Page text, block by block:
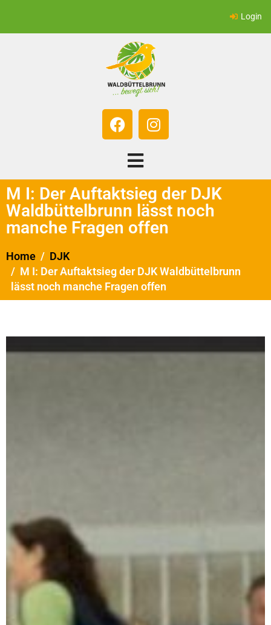
Login
M I: Der Auftaktsieg der DJK
Waldbüttelbrunn lässt noch
manche Fragen offen
Home
DJK
M I: Der Auftaktsieg der DJK Waldbüttelbrunn
lässt noch manche Fragen offen